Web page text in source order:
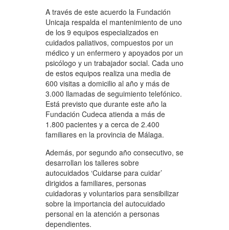
A través de este acuerdo la Fundación
Unicaja respalda el mantenimiento de uno
de los 9 equipos especializados en
cuidados paliativos, compuestos por un
médico y un enfermero y apoyados por un
psicólogo y un trabajador social. Cada uno
de estos equipos realiza una media de
600 visitas a domicilio al año y más de
3.000 llamadas de seguimiento telefónico.
Está previsto que durante este año la
Fundación Cudeca atienda a más de
1.800 pacientes y a cerca de 2.400
familiares en la provincia de Málaga.
Además, por segundo año consecutivo, se
desarrollan los talleres sobre
autocuidados ‘Cuidarse para cuidar’
dirigidos a familiares, personas
cuidadoras y voluntarios para sensibilizar
sobre la importancia del autocuidado
personal en la atención a personas
dependientes.